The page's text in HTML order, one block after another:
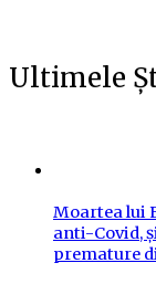
Ultimele
Moartea lui
anti-Covid,
premature